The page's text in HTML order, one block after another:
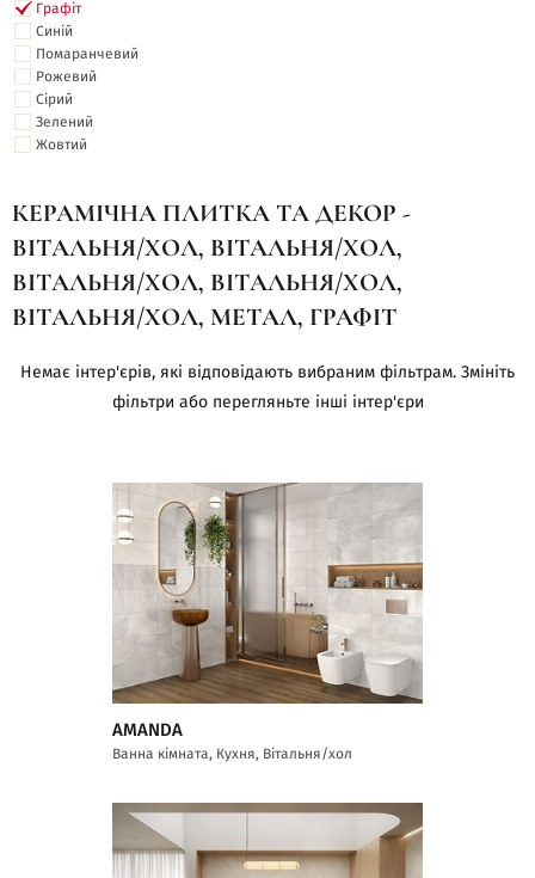
Графіт
Синій
Помаранчевий
Рожевий
Сірий
Зелений
Жовтий
КЕРАМІЧНА ПЛИТКА ТА ДЕКОР -
ВІТАЛЬНЯ/ХОЛ, ВІТАЛЬНЯ/ХОЛ,
ВІТАЛЬНЯ/ХОЛ, ВІТАЛЬНЯ/ХОЛ,
ВІТАЛЬНЯ/ХОЛ, МЕТАЛ, ГРАФІТ
Немає інтер'єрів, які відповідають вибраним фільтрам. Змініть
фільтри або перегляньте інші інтер'єри
AMANDA
Ванна кімната, Кухня, Вітальня/хол